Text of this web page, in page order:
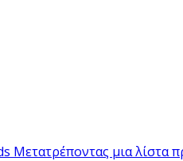
Μετατρέποντας μια λίστα